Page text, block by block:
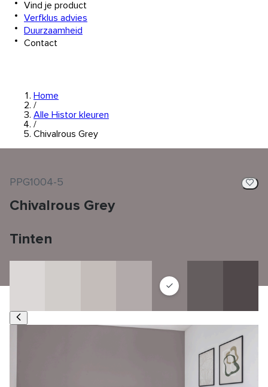
Vind je product
Verfklus advies
Duurzaamheid
Contact
Home
/
Alle Histor kleuren
/
Chivalrous Grey
PPG1004-5
Chivalrous Grey
Tinten